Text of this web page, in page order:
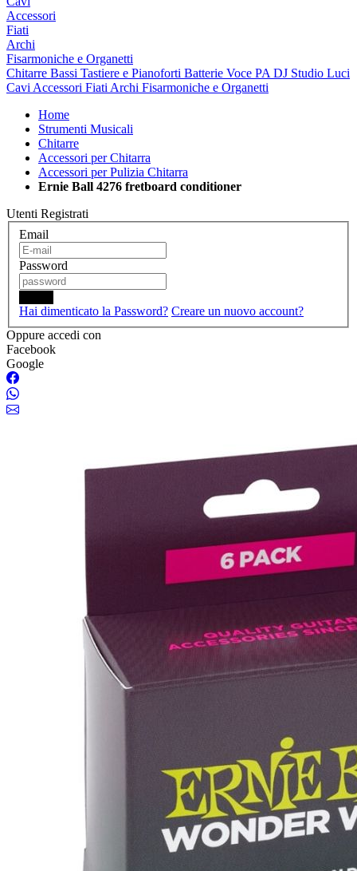
Accessori
Fiati
Archi
Fisarmoniche e Organetti
Chitarre Bassi Tastiere e Pianoforti Batterie Voce PA DJ Studio Luci
Cavi Accessori Fiati Archi Fisarmoniche e Organetti
Home
Strumenti Musicali
Chitarre
Accessori per Chitarra
Accessori per Pulizia Chitarra
Ernie Ball 4276 fretboard conditioner
Utenti Registrati
Email
Password
Hai dimenticato la Password? Creare un nuovo account?
Oppure accedi con
Facebook
Google